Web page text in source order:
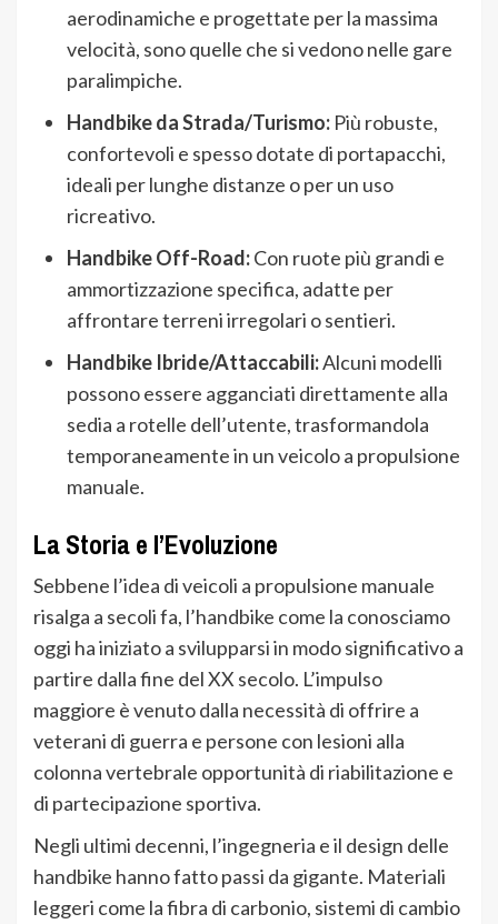
aerodinamiche e progettate per la massima
velocità, sono quelle che si vedono nelle gare
paralimpiche.
Handbike da Strada/Turismo: Più robuste,
confortevoli e spesso dotate di portapacchi,
ideali per lunghe distanze o per un uso
ricreativo.
Handbike Off-Road:Con ruote più grandi e
ammortizzazione specifica, adatte per
affrontare terreni irregolari o sentieri.
Handbike Ibride/Attaccabili:Alcuni modelli
possono essere agganciati direttamente alla
sedia a rotelle dell’utente, trasformandola
temporaneamente in un veicolo a propulsione
manuale.
La Storia e l’Evoluzione
Sebbene l’idea di veicoli a propulsione manuale
risalga a secoli fa, l’handbike come la conosciamo
oggi ha iniziato a svilupparsi in modo significativo a
partire dalla fine del XX secolo. L’impulso
maggiore è venuto dalla necessità di offrire a
veterani di guerra e persone con lesioni alla
colonna vertebrale opportunità di riabilitazione e
di partecipazione sportiva.
Negli ultimi decenni, l’ingegneria e il design delle
handbike hanno fatto passi da gigante. Materiali
leggeri come la fibra di carbonio, sistemi di cambio